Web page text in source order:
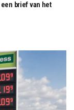
brief van het